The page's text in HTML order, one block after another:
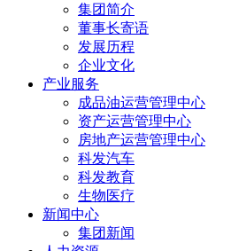
集团简介
董事长寄语
发展历程
企业文化
产业服务
成品油运营管理中心
资产运营管理中心
房地产运营管理中心
科发汽车
科发教育
生物医疗
新闻中心
集团新闻